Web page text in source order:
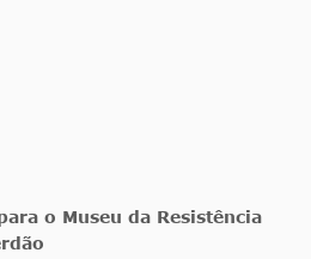
o Museu da Resistência